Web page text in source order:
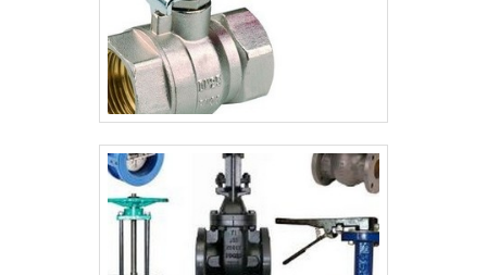
de atuação; Trabalhadores de alta
qualidade; Escritório de vendas e projetos;
Bancada de testes completa;
Equipamentos de última geração. A
EMPRESA MAIS QUALIFICADA DO
SEGMENTOApenas na RRG Automação
Industrial existem as melhores condições
para quem deseja achar o que precisa para
bomba hidráulica engrenagem. Líder em
qualidade, a empresa oferece uma